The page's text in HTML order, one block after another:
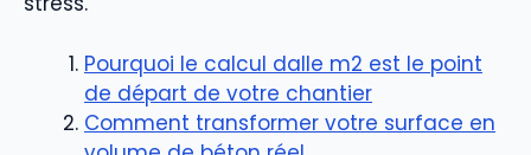
Pourquoi le calcul dalle m2 est le point
de départ de votre chantier
Comment transformer votre surface en